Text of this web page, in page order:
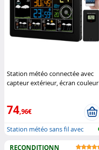
Station météo connectée avec
capteur extérieur, écran couleur
74,96€
Station météo sans fil avec
RECONDITIONN